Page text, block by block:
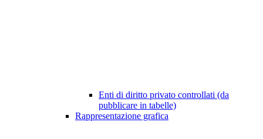
Enti di diritto privato controllati (da
pubblicare in tabelle)
Rappresentazione grafica